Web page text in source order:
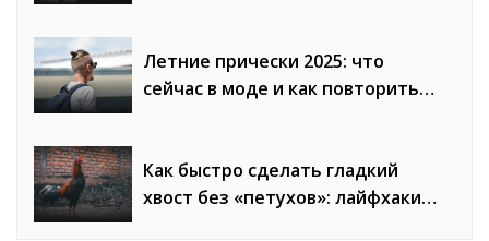
Летние прически 2025: что
сейчас в моде и как повторить
Как быстро сделать гладкий
хвост без «петухов»: лайфхаки